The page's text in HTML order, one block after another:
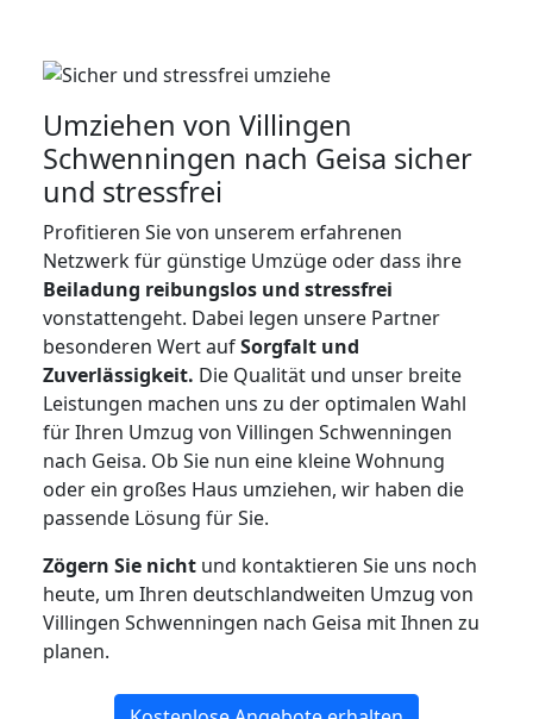
Umziehen von Villingen
Schwenningen nach Geisa sicher
und stressfrei
Profitieren Sie von unserem erfahrenen
Netzwerk für günstige Umzüge oder dass ihre
Beiladung reibungslos und stressfrei
vonstattengeht. Dabei legen unsere Partner
besonderen Wert aufSorgfalt und
Zuverlässigkeit. Die Qualität und unser breite
Leistungen machen uns zu der optimalen Wahl
für Ihren Umzug von Villingen Schwenningen
nach Geisa. Ob Sie nun eine kleine Wohnung
oder ein großes Haus umziehen, wir haben die
passende Lösung für Sie.
Zögern Sie nicht und kontaktieren Sie uns noch
heute, um Ihren deutschlandweiten Umzug von
Villingen Schwenningen nach Geisa mit Ihnen zu
planen.